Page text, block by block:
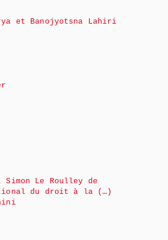
et Banojyotsna Lahiri
Le Roulley de
du droit à la (…)